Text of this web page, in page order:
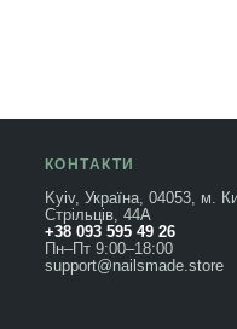
КОНТАКТИ
Kyiv, Україна, 04053, м.
Стрільців, 44А
+38 093 595 49 26
Пн–Пт 9:00–18:00
support@nailsmade.store